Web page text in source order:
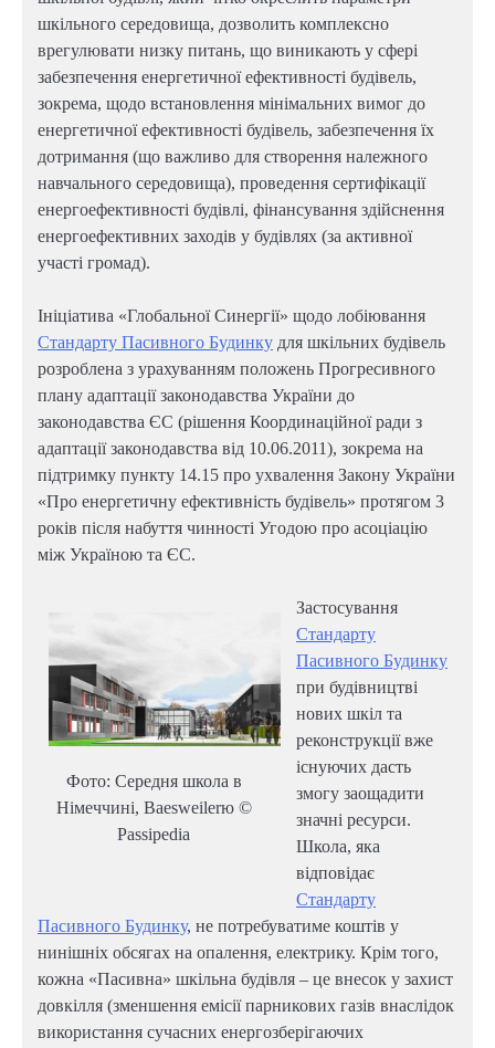
шкільного середовища, дозволить комплексно
врегулювати низку питань, що виникають у сфері
забезпечення енергетичної ефективності будівель,
зокрема, щодо встановлення мінімальних вимог до
енергетичної ефективності будівель, забезпечення їх
дотримання (що важливо для створення належного
навчального середовища), проведення сертифікації
енергоефективності будівлі, фінансування здійснення
енергоефективних заходів у будівлях (за активної
участі громад).
Ініціатива «Глобальної Синергії» щодо лобіювання
Стандарту Пасивного Будинку для шкільних будівель
розроблена з урахуванням положень Прогресивного
плану адаптації законодавства України до
законодавства ЄС (рішення Координаційної ради з
адаптації законодавства від 10.06.2011), зокрема на
підтримку пункту 14.15 про ухвалення Закону України
«Про енергетичну ефективність будівель» протягом 3
років після набуття чинності Угодою про асоціацію
між Україною та ЄС.
Фото: Середня школа в
Німеччині, Baesweilerю ©
Passipedia
Застосування
Стандарту
Пасивного Будинку
при будівництві
нових шкіл та
реконструкції вже
існуючих дасть
змогу заощадити
значні ресурси.
Школа, яка
відповідає
Стандарту
Пасивного Будинку, не потребуватиме коштів у
нинішніх обсягах на опалення, електрику. Крім того,
кожна «Пасивна» шкільна будівля – це внесок у захист
довкілля (зменшення емісії парникових газів внаслідок
використання сучасних енергозберігаючих